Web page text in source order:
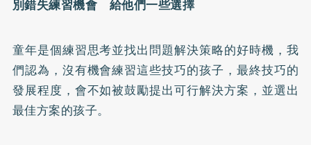
別錯失練習機會 給他們一些選擇
童年是個練習思考並找出問題解決策略的好時機，我
們認為，沒有機會練習這些技巧的孩子，最終技巧的
發展程度，會不如被鼓勵提出可行解決方案，並選出
最佳方案的孩子。